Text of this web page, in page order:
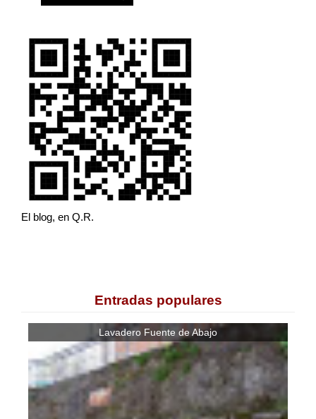
El blog, en Q.R.
Entradas populares
Lavadero Fuente de Abajo